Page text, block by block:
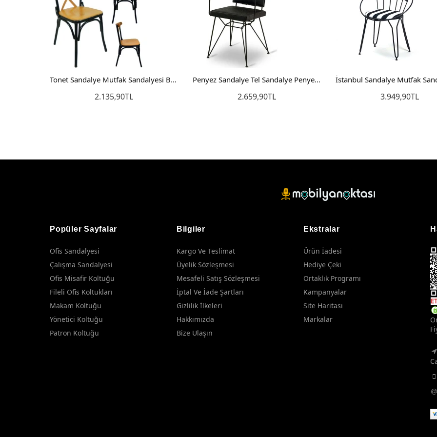
Tonet Sandalye Mutfak Sandalyesi Bahçe Sandalyesi Cafe Sandalyesi
2.135,90TL
Penyez Sandalye Tel Sandalye Penyes Sandalye Mutfak Sandalyesi
2.659,90TL 3.949,90TL
Popüler Sayfalar
Ofis Sandalyesi
Çalışma Sandalyesi
Ofis Misafir Koltuğu
Fileli Ofis Koltukları
Makam Koltuğu
Yönetici Koltuğu
Patron Koltuğu
Bilgiler
Kargo Ve Teslimat
Üyelik Sözleşmesi
Mesafeli Satış Sözleşmesi
İptal Ve İade Şartları
Gizlilik İlkeleri
Hakkımızda
Bize Ulaşın
Ekstralar
Ürün İadesi
Hediye Çeki
Ortaklık Programı
Kampanyalar
Site Haritası
Markalar